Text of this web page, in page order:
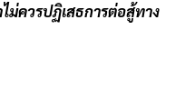
ม่ควรปฏิเสธการต่อสู้ทาง